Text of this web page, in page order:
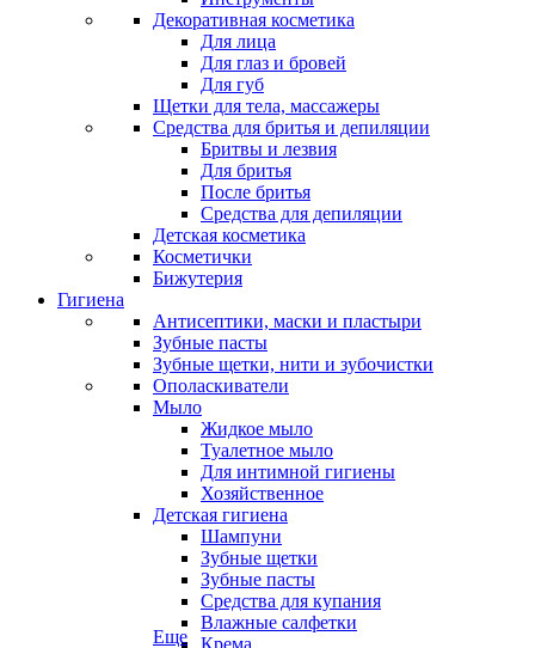
Декоративная косметика
Для лица
Для глаз и бровей
Для губ
Щетки для тела, массажеры
Средства для бритья и депиляции
Бритвы и лезвия
Для бритья
После бритья
Средства для депиляции
Детская косметика
Косметички
Бижутерия
Гигиена
Антисептики, маски и пластыри
Зубные пасты
Зубные щетки, нити и зубочистки
Ополаскиватели
Мыло
Жидкое мыло
Туалетное мыло
Для интимной гигиены
Хозяйственное
Детская гигиена
Шампуни
Зубные щетки
Зубные пасты
Средства для купания
Влажные салфетки
Крема
Еще